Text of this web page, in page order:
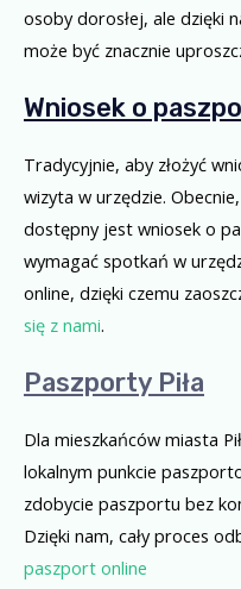
osoby dorosłej, ale dzięki
może być znacznie
Wniosek o
Tradycyjnie, aby złożyć
wizyta w urzędzie.
dostępny jest wniosek o
wymagać spotkań w
online, dzięki czemu
się z nami.
Paszporty Piła
Dla mieszkańców miasta
lokalnym punkcie
zdobycie paszportu bez
Dzięki nam, cały proces
paszport online